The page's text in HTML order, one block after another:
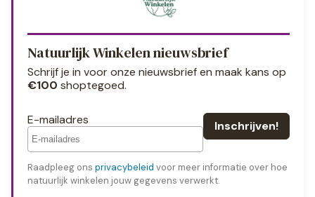
Natuurlijk Winkelen nieuwsbrief
Schrijf je in voor onze nieuwsbrief en maak kans op
€100 shoptegoed.
E-mailadres
Raadpleeg ons privacybeleid voor meer informatie over hoe
natuurlijk winkelen jouw gegevens verwerkt.